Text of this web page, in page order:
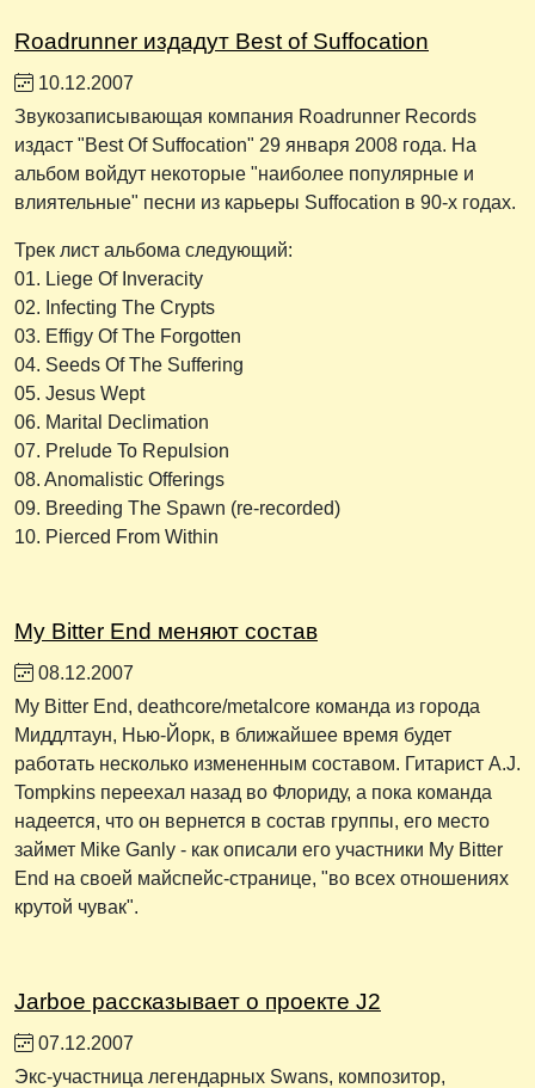
Roadrunner издадут Best of Suffocation
10.12.2007
Звукозаписывающая компания Roadrunner Records
издаст "Best Of Suffocation" 29 января 2008 года. На
альбом войдут некоторые "наиболее популярные и
влиятельные" песни из карьеры Suffocation в 90-х годах.
Трек лист альбома следующий:
01. Liege Of Inveracity
02. Infecting The Crypts
03. Effigy Of The Forgotten
04. Seeds Of The Suffering
05. Jesus Wept
06. Marital Declimation
07. Prelude To Repulsion
08. Anomalistic Offerings
09. Breeding The Spawn (re-recorded)
10. Pierced From Within
My Bitter End меняют состав
08.12.2007
My Bitter End, deathcore/metalcore команда из города
Миддлтаун, Нью-Йорк, в ближайшее время будет
работать несколько измененным составом. Гитарист A.J.
Tompkins переехал назад во Флориду, а пока команда
надеется, что он вернется в состав группы, его место
займет Mike Ganly - как описали его участники My Bitter
End на своей майспейс-странице, "во всех отношениях
крутой чувак".
Jarboe рассказывает о проекте J2
07.12.2007
Экс-участница легендарных Swans, композитор,